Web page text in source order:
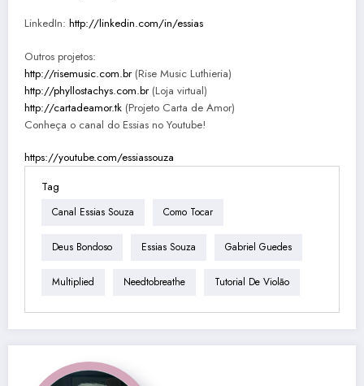
LinkedIn: http://linkedin.com/in/essias
Outros projetos:
http://risemusic.com.br(Rise Music Luthieria)
http://phyllostachys.com.br(Loja virtual)
http://cartadeamor.tk (Projeto Carta de Amor)
Conheça o canal do Essias no Youtube!
https://youtube.com/essiassouza
Tag
Canal Essias Souza Como Tocar
Deus Bondoso Essias Souza Gabriel Guedes
Multiplied Needtobreathe Tutorial De Violão